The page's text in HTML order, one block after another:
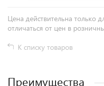
Цена действительна только
отличаться от цен в
К списку товаров
Преимущества